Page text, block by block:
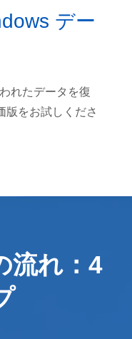
デー
れたデータを復
版をお試しくださ
流れ：4